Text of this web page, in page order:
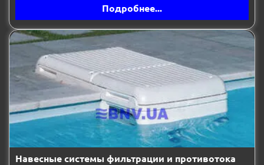
Подробнее...
Навесные системы фильтрации и противотока